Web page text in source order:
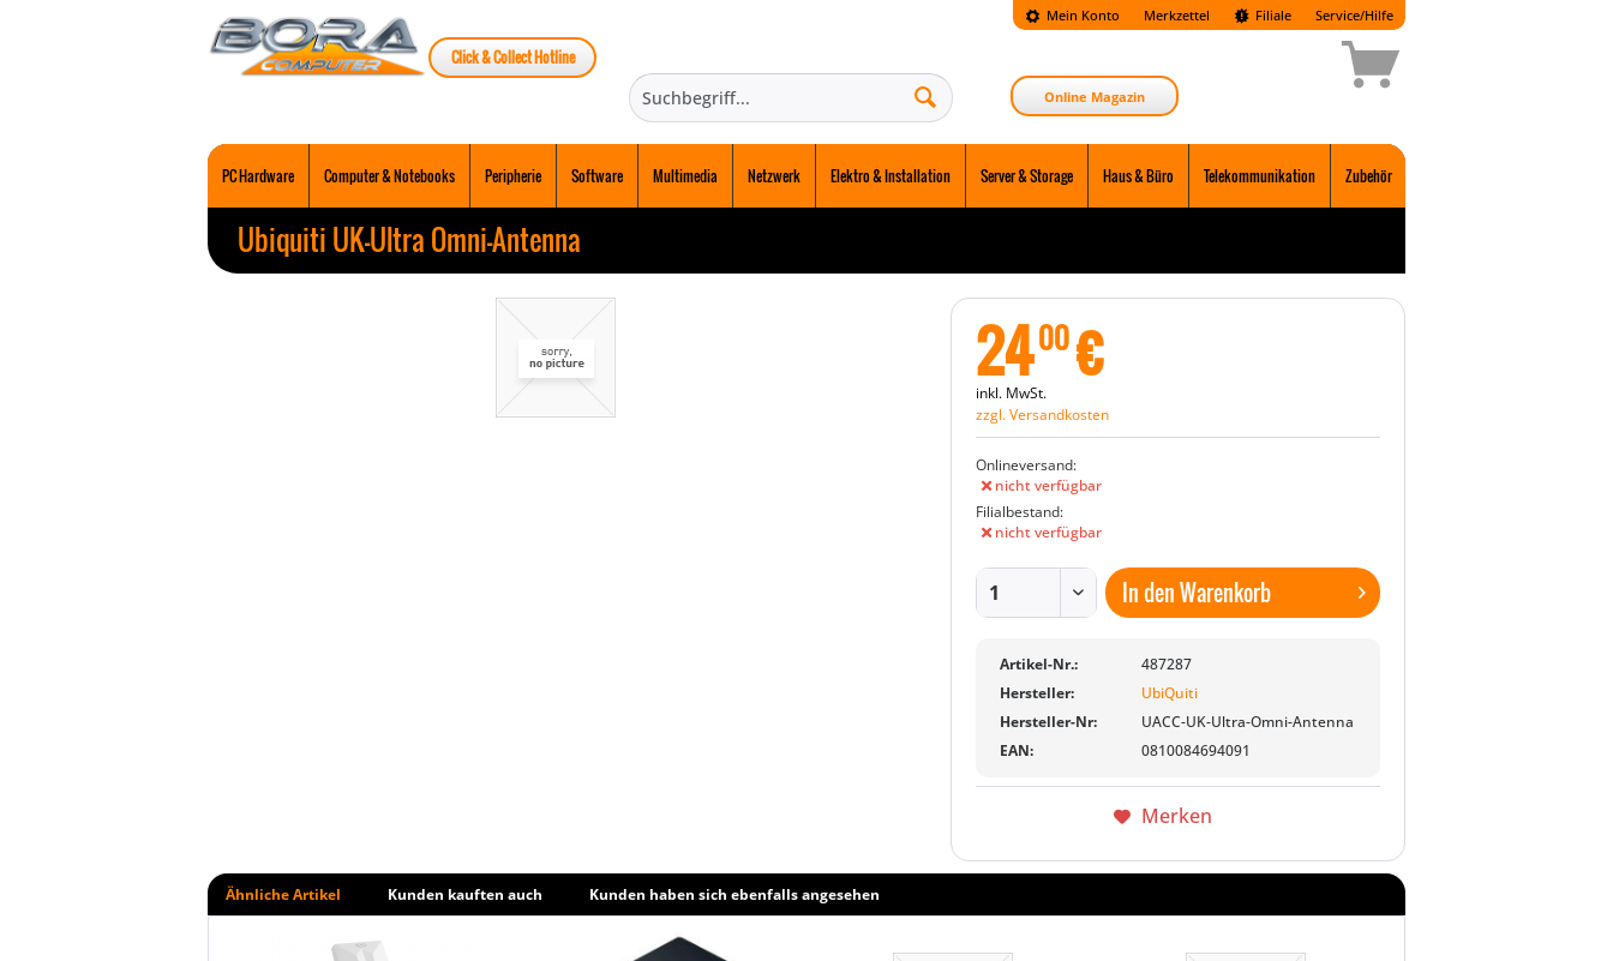
Mein Konto Merkzettel
Click & Collect Hotline
Filiale Service/Hilfe
Online Magazin
PC Hardware Computer & Notebooks Peripherie Software Multimedia Netzwerk Elektro & Installation Server & Storage Haus & Büro Telekommunikation Zubehör
Ubiquiti UK-Ultra Omni-Antenna
2400€
inkl. MwSt.
zzgl. Versandkosten
Onlineversand:
nicht verfügbar
Filialbestand:
nicht verfügbar
In denWarenkorb
Artikel-Nr.:
487287
Hersteller:
UbiQuiti
Hersteller-Nr:
UACC-UK-Ultra-Omni-Antenna
EAN:
0810084694091
Merken
Ähnliche Artikel Kunden kauften auch Kunden haben sich ebenfalls angesehen